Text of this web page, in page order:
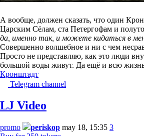
А вообще, должен сказать, что один
Царским Сёлам, ста Петергофам и
да, именно так, и можете кидаться в
Совершенно волшебное и ни с чем
Просто не представляю, как это люди
большой воды живут. Да ещё и всю
Кронштадт
Telegram channel
LJ Video
promo periskop may 18, 15:35 3